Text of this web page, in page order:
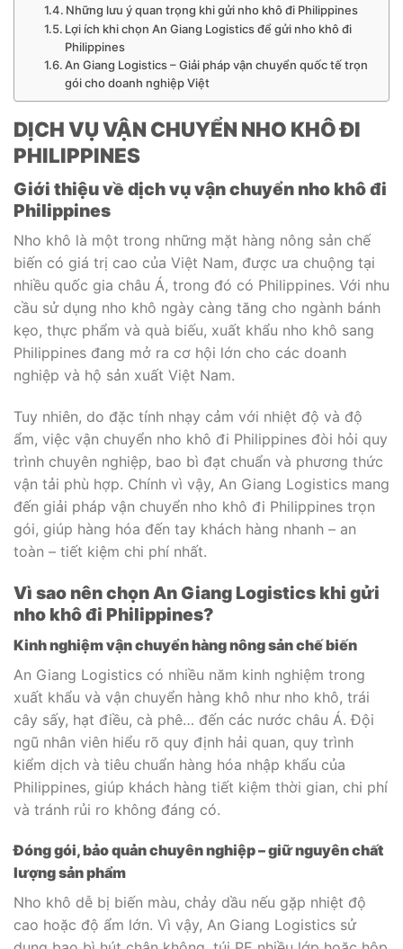
Những lưu ý quan trọng khi gửi nho khô đi Philippines
Lợi ích khi chọn An Giang Logistics để gửi nho khô đi
Philippines
An Giang Logistics – Giải pháp vận chuyển quốc tế trọn
gói cho doanh nghiệp Việt
DỊCH VỤ VẬN CHUYỂN NHO KHÔ ĐI
PHILIPPINES
Giới thiệu về dịch vụ vận chuyển nho khô đi
Philippines
Nho khô là một trong những mặt hàng nông sản chế
biến có giá trị cao của Việt Nam, được ưa chuộng tại
nhiều quốc gia châu Á, trong đó có Philippines. Với nhu
cầu sử dụng nho khô ngày càng tăng cho ngành bánh
kẹo, thực phẩm và quà biếu, xuất khẩu nho khô sang
Philippines đang mở ra cơ hội lớn cho các doanh
nghiệp và hộ sản xuất Việt Nam.
Tuy nhiên, do đặc tính nhạy cảm với nhiệt độ và độ
ẩm, việc vận chuyển nho khô đi Philippines đòi hỏi quy
trình chuyên nghiệp, bao bì đạt chuẩn và phương thức
vận tải phù hợp. Chính vì vậy, An Giang Logistics mang
đến giải pháp vận chuyển nho khô đi Philippines trọn
gói, giúp hàng hóa đến tay khách hàng nhanh – an
toàn – tiết kiệm chi phí nhất.
Vì sao nên chọn An Giang Logistics khi gửi
nho khô đi Philippines?
Kinh nghiệm vận chuyển hàng nông sản chế biến
An Giang Logistics có nhiều năm kinh nghiệm trong
xuất khẩu và vận chuyển hàng khô như nho khô, trái
cây sấy, hạt điều, cà phê… đến các nước châu Á. Đội
ngũ nhân viên hiểu rõ quy định hải quan, quy trình
kiểm dịch và tiêu chuẩn hàng hóa nhập khẩu của
Philippines, giúp khách hàng tiết kiệm thời gian, chi phí
và tránh rủi ro không đáng có.
Đóng gói, bảo quản chuyên nghiệp – giữ nguyên chất
lượng sản phẩm
Nho khô dễ bị biến màu, chảy dầu nếu gặp nhiệt độ
cao hoặc độ ẩm lớn. Vì vậy, An Giang Logistics sử